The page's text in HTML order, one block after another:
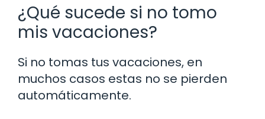
¿Qué sucede si no tomo
mis vacaciones?
Si no tomas tus vacaciones, en
muchos casos estas no se pierden
automáticamente.